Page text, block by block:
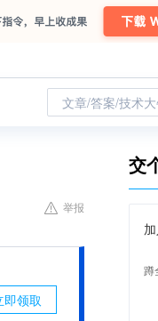
文章/答案/技术
举报
即领取
交
蹲